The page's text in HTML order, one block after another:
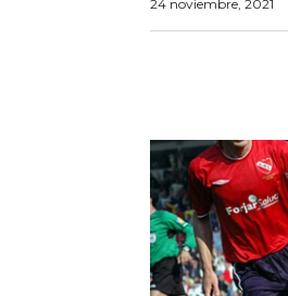
24 noviembre, 2021